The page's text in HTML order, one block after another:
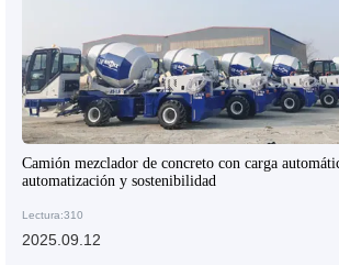
Camión mezclador de concreto con carga
automatización y sostenibilidad
Lectura:310
2025.09.12